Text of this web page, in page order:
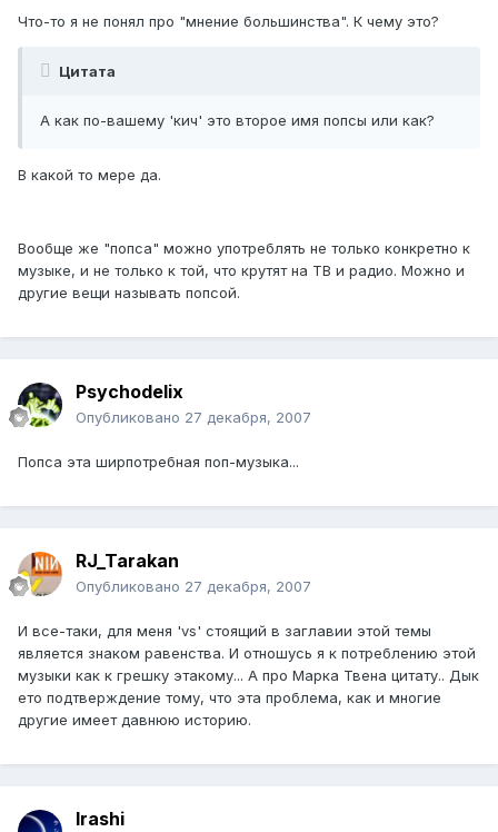
Что-то я не понял про "мнение большинства". К чему это?
Цитата
А как по-вашему 'кич' это второе имя попсы или как?
В какой то мере да.
Вообще же "попса" можно употреблять не только конкретно к
музыке, и не только к той, что крутят на ТВ и радио. Можно и
другие вещи называть попсой.
Psychodelix
Опубликовано 27 декабря, 2007
Попса эта ширпотребная поп-музыка...
RJ_Tarakan
Опубликовано 27 декабря, 2007
И все-таки, для меня 'vs' стоящий в заглавии этой темы
является знаком равенства. И отношусь я к потреблению этой
музыки как к грешку этакому... А про Марка Твена цитату.. Дык
ето подтверждение тому, что эта проблема, как и многие
другие имеет давнюю историю.
Irashi